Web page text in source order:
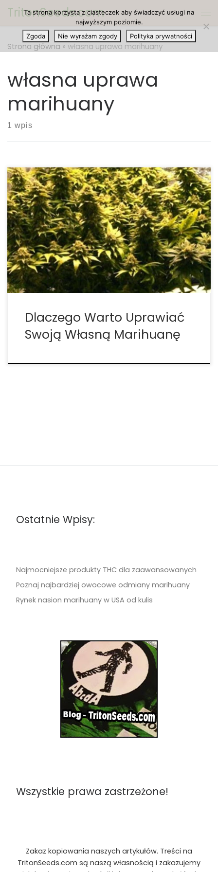
Przejdź do treści
TritonSeeds.com
Strona główna » własna uprawa marihuany
własna uprawa
marihuany
1 wpis
10 powodów, dla których warto uprawiać swoją
własną marihuanę. Nauka nowych umiejętności i
pielęgnacja specjalnych roślin to niezwykle
satysfakcjonujące przedsięwzięcie. Każdy czas i
wysiłek włożony w uprawę roślin zwraca się
dziesięciokrotnie, gdy nadchodzi czas zbiorów. 1.
Najważniejszym powodem, dla którego […]
Dlaczego Warto Uprawiać
Swoją Własną Marihuanę
Ostatnie Wpisy:
Najmocniejsze produkty THC dla zaawansowanych
Poznaj najbardziej owocowe odmiany marihuany
Rynek nasion marihuany w USA od kulis
Wszystkie prawa zastrzeżone!
Zakaz kopiowania naszych artykułów. Treści na
TritonSeeds.com są naszą własnością i zakazujemy
Ta strona korzysta z ciasteczek aby świadczyć usługi na
najwyższym poziomie.
Zgoda
Nie wyrażam zgody Polityka prywatności